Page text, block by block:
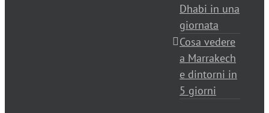
Dhabi in una
giornata
Cosa vedere
a Marrakech
e dintorni in
5 giorni